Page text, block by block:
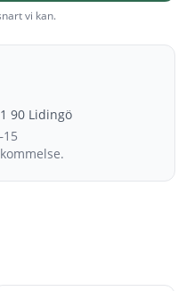
vi kan.
90 Lidingö